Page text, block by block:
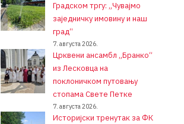
Градском тргу: „Чувајмо
заједничку имовину и наш
град“
7. августа 2026.
Црквени ансамбл „Бранко“
из Лесковца на
поклоничком путовању
стопама Свете Петке
7. августа 2026.
Историјски тренутак за ФК